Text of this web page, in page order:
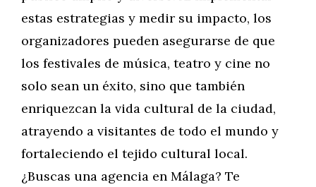
estas estrategias y medir su impacto, los
organizadores pueden asegurarse de que
los festivales de música, teatro y cine no
solo sean un éxito, sino que también
enriquezcan la vida cultural de la ciudad,
atrayendo a visitantes de todo el mundo y
fortaleciendo el tejido cultural local.
¿Buscas una agencia en Málaga? Te